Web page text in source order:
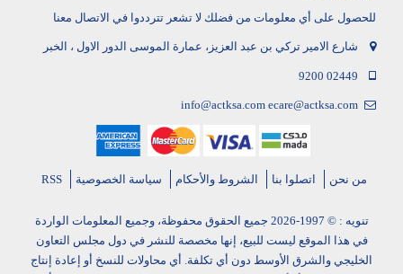
للحصول على أي معلومات من فضلك لا تشعر تترددوا في الاتصال معنا
شارع الامير تركي بن عبد العزيز، عمارة الموسى الدور الاول ، الخبر
9200 02449
info@actksa.com ecare@actksa.com
من نحن اتصلوا بنا الشروط والأحكام سياسة الخصوصية RSS
تنويه : © 1997-2026 جميع الحقوق محفوظة، وجميع المعلومات الواردة
في هذا الموقع ليست للبيع، إنها مخصصة للنشر في دول مجلس التعاون
الخليجي والشرق الأوسط دون أي تكلفة. أي محاولات للنسخ أو إعادة إنتاج